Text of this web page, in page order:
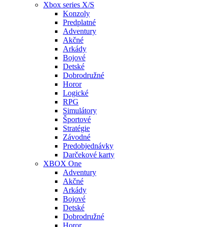
Xbox series X/S
Konzoly
Predplatné
Adventury
Akčné
Arkády
Bojové
Detské
Dobrodružné
Horor
Logické
RPG
Simulátory
Športové
Stratégie
Závodné
Predobjednávky
Darčekové karty
XBOX One
Adventury
Akčné
Arkády
Bojové
Detské
Dobrodružné